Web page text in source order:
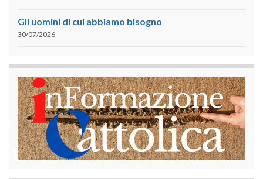
Gli uomini di cui abbiamo bisogno
30/07/2026